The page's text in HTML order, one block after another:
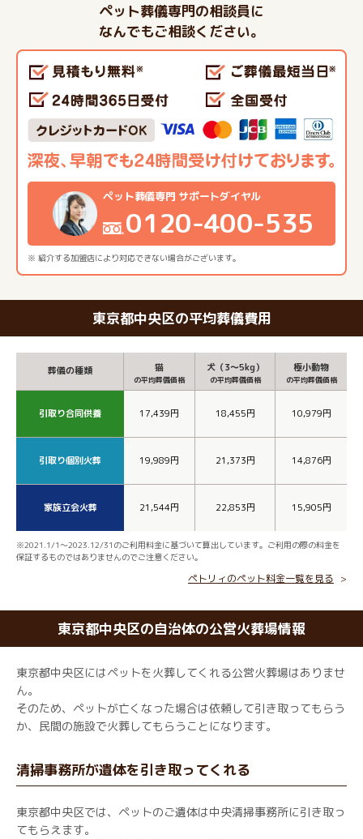
ペット葬儀専門の相談員に
なんでもご相談ください。
※ 紹介する加盟店により対応できない場合がございます。
ペット葬儀専門 サポートダイヤル
0120-400-535
東京都中央区の平均葬儀費用
葬儀の種類 猫
の平均葬儀価格
犬（3～5kg）
の平均葬儀価格
極小動物
の平均葬儀価格
引取り合同供養 17,439円 18,455円 10,979円
引取り個別火葬 19,989円 21,373円 14,876円
家族立会火葬 21,544円 22,853円 15,905円
※2021.1/1～2023.12/31のご利用料金に基づいて算出しています。ご利用の際の料金を
保証するものではありませんのでご注意ください。
ペトリィのペット料金一覧を見る
東京都中央区の自治体の公営火葬場情報
東京都中央区にはペットを火葬してくれる公営火葬場はありませ
ん。
そのため、ペットが亡くなった場合は依頼して引き取ってもらう
か、民間の施設で火葬してもらうことになります。
清掃事務所が遺体を引き取ってくれる
東京都中央区では、ペットのご遺体は中央清掃事務所に引き取っ
てもらえます。